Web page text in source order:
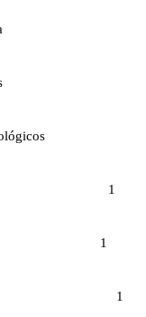
Construtora
Calçados
Biológicos
1
1
1